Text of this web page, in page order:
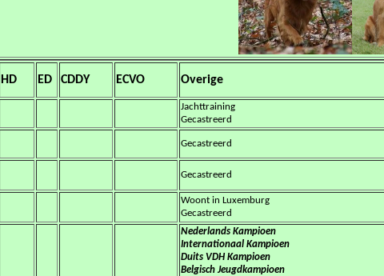
HD ED CDDY ECVO Overige
Jachttraining
Gecastreerd
Gecastreerd
Gecastreerd
Woont in Luxemburg
Gecastreerd
Nederlands Kampioen
Internationaal Kampioen
Duits VDH Kampioen
Belgisch Jeugdkampioen